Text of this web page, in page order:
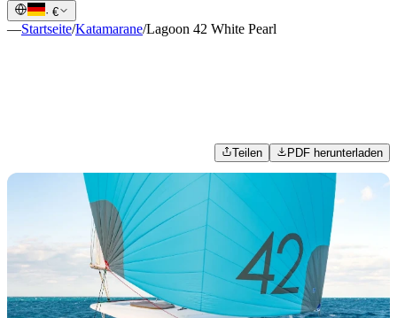
· €
—Startseite/Katamarane/Lagoon 42 White Pearl
Teilen PDF herunterladen